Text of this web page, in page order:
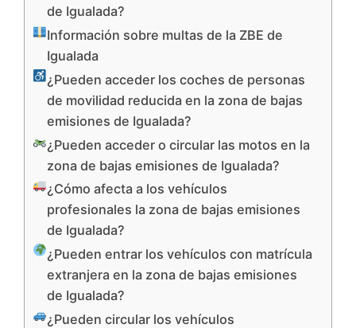
de Igualada?
Información sobre multas de la ZBE de
Igualada
¿Pueden acceder los coches de personas
de movilidad reducida en la zona de bajas
emisiones de Igualada?
¿Pueden acceder o circular las motos en la
zona de bajas emisiones de Igualada?
¿Cómo afecta a los vehículos
profesionales la zona de bajas emisiones
de Igualada?
¿Pueden entrar los vehículos con matrícula
extranjera en la zona de bajas emisiones
de Igualada?
¿Pueden circular los vehículos